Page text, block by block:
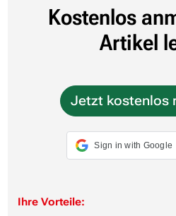
Kostenlos
Artikel
Jetzt kostenlos
Sign in with Google
Ihre Vorteile: